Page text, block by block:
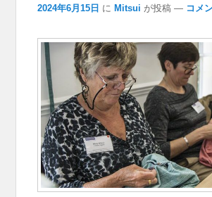
2024年6月15日 に Mitsui が投稿 — コメ